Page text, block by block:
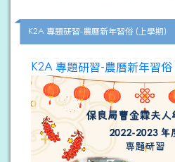
K2A 專題研習-農曆新年習俗 (上學期)
K2A 專題研習-農曆新年習